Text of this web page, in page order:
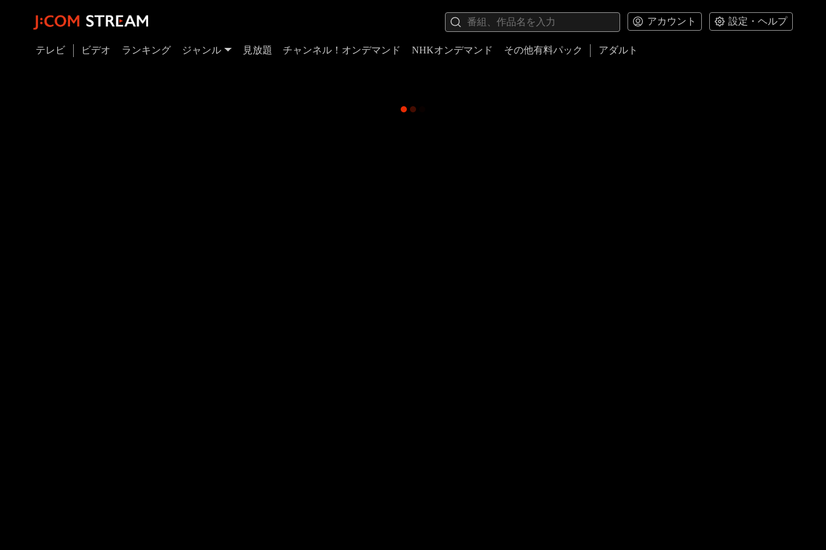
アカウント 設定・ヘルプ
テレビ ビデオ ランキング ジャンル 見放題 チャンネル！オンデマンド NHKオンデマンド その他有料パック アダルト